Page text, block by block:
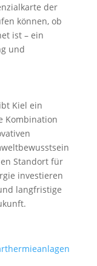
der
können, ob
ist – ein
und
Kiel ein
Kombination
Standort für
investieren
langfristige